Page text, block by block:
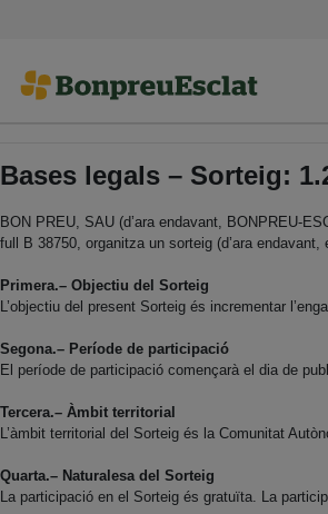
Bases legals – Sorteig:
BON PREU, SAU (d’ara endavant, BONPREU-
full B 38750, organitza un sorteig (d’ara
Primera.– Objectiu del Sorteig
L’objectiu del present Sorteig és incrementar
Segona.– Període de participació
El període de participació començarà el dia de
Tercera.– Àmbit territorial
L’àmbit territorial del Sorteig és la Comunitat
Quarta.– Naturalesa del Sorteig
La participació en el Sorteig és gratuïta. La